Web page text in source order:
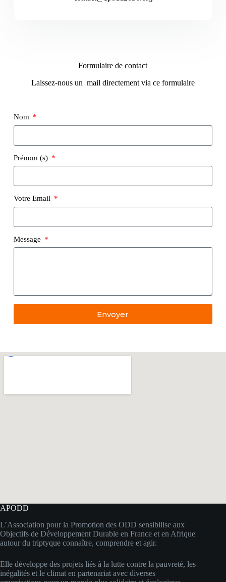
Formulaire de contact
Laissez-nous un mail directement via ce formulaire
Nom
Prénom (s)
Votre Email
Message
Envoyer
APODD
L’Association pour la Promotion des ODD sensibilise aux
Objectifs de Développement Durable en France et en Afrique
autour du triptyque connaître, comprendre et agir.
Elle développe des projets liés à la lutte contre la pauvreté, les
inégalités et le climat en partenariat avec diverses